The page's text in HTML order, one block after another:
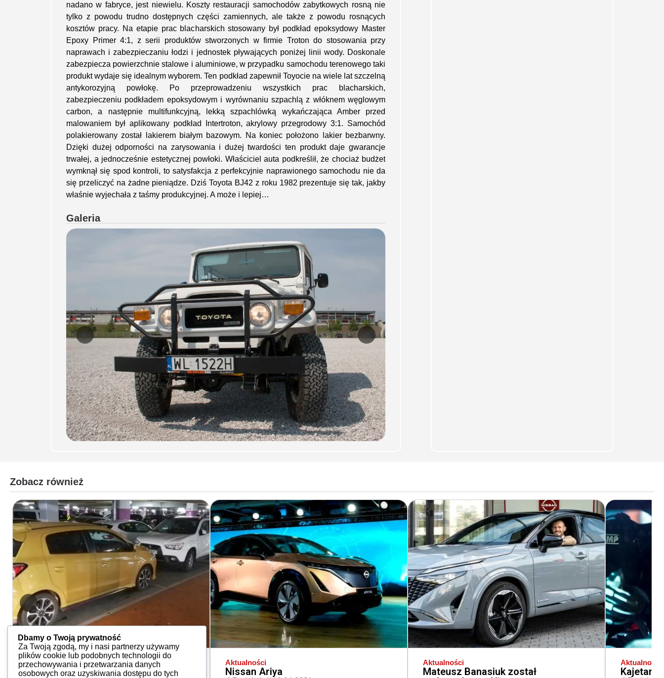
nadano w fabryce, jest niewielu. Koszty restauracji samochodów zabytkowych rosną nie
tylko z powodu trudno dostępnych części zamiennych, ale także z powodu rosnących
kosztów pracy. Na etapie prac blacharskich stosowany był podkład epoksydowy Master
Epoxy Primer 4:1, z serii produktów stworzonych w firmie Troton do stosowania przy
naprawach i zabezpieczaniu łodzi i jednostek pływających poniżej linii wody. Doskonale
zabezpiecza powierzchnie stalowe i aluminiowe, w przypadku samochodu terenowego taki
produkt wydaje się idealnym wyborem. Ten podkład zapewnił Toyocie na wiele lat szczelną
antykorozyjną powłokę. Po przeprowadzeniu wszystkich prac blacharskich,
zabezpieczeniu podkładem epoksydowym i wyrównaniu szpachlą z włóknem węglowym
carbon, a następnie multifunkcyjną, lekką szpachlówką wykańczająca Amber przed
malowaniem był aplikowany podkład Intertroton, akrylowy przegrodowy 3:1. Samochód
polakierowany został lakierem białym bazowym. Na koniec położono lakier bezbarwny.
Dzięki dużej odporności na zarysowania i dużej twardości ten produkt daje gwarancje
trwałej, a jednocześnie estetycznej powłoki. Właściciel auta podkreślił, że chociaż budżet
wymknął się spod kontroli, to satysfakcja z perfekcyjnie naprawionego samochodu nie da
się przeliczyć na żadne pieniądze. Dziś Toyota BJ42 z roku 1982 prezentuje się tak, jakby
właśnie wyjechała z taśmy produkcyjnej. A może i lepiej…
Galeria
Zobacz również
Aktualności
Bezpłatna kontrola techniczna auta
Aktualności
Nissan Ariya
Aktualności
Mateusz Banasiuk został
Aktualności
Dbamy o Twoją prywatność
Za Twoją zgodą, my i nasi partnerzy używamy
plików cookie lub podobnych technologii do
przechowywania i przetwarzania danych
osobowych oraz uzyskiwania dostępu do tych